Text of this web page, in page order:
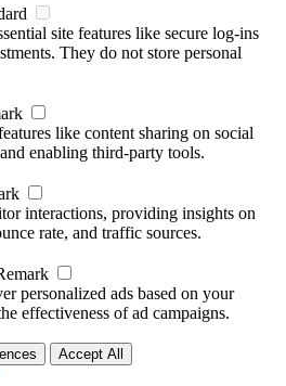
site features like secure log-ins
They do not store personal
like content sharing on social
enabling third-party tools.
interactions, providing insights on
rate, and traffic sources.
personalized ads based on your
effectiveness of ad campaigns.
Accept All